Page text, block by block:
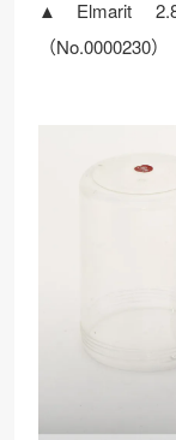
▲Elmarit
（No.0000230）